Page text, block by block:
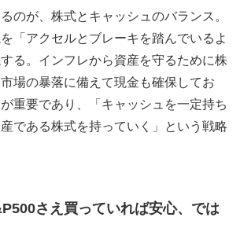
のが、株式とキャッシュのバランス。
「アクセルとブレーキを踏んでいるよ
る。インフレから資産を守るために株
場の暴落に備えて現金も確保してお
重要であり、「キャッシュを一定持ち
である株式を持っていく」という戦略
さえ買っていれば安心、では